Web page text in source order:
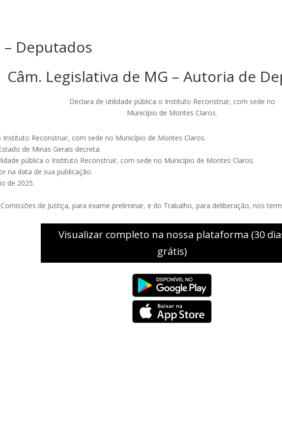
– Deputados
Câm. Legislativa de MG – Autoria de
Declara de utilidade pública o Instituto Reconstruir, com sede no
Município de Montes Claros.
Instituto Reconstruir, com sede no Município de Montes Claros.
de Minas Gerais decreta:
pública o Instituto Reconstruir, com sede no Município de Montes Claros.
na data de sua publicação.
de 2025.
de Justiça, para exame preliminar, e do Trabalho, para deliberação, nos
Visualizar completo na nossa plataforma (30
grátis)